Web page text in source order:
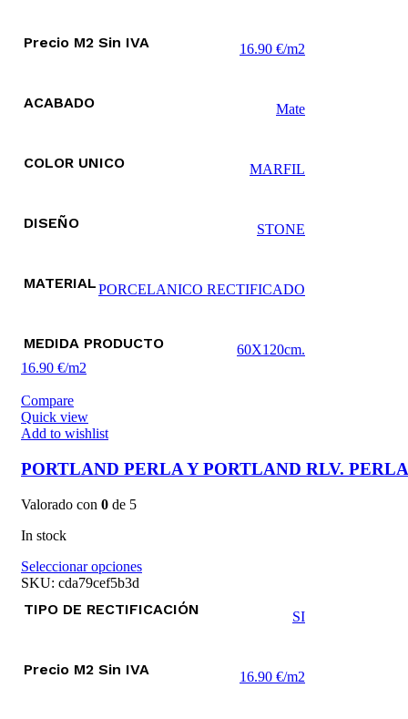
Precio M2 Sin IVA 16.90 €/m2
ACABADO Mate
COLOR UNICO MARFIL
DISEÑO STONE
MATERIALPORCELANICO RECTIFICADO
MEDIDA PRODUCTO
60X120cm.
16.90 €/m2
Compare
Quick view
Add to wishlist
PORTLAND PERLA Y PORTLAND RLV. PERLA
Valorado con 0 de 5
In stock
Seleccionar opcionesEste
múltiples
opciones
SKU: cda79cef5b3d
TIPO DE RECTIFICACIÓN SI
Precio M2 Sin IVA 16.90 €/m2